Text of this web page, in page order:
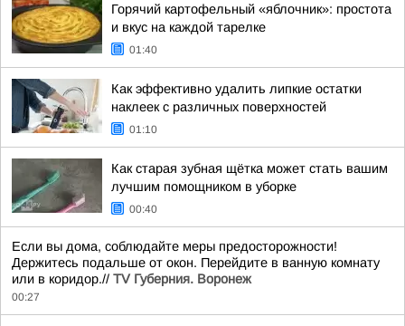
Горячий картофельный «яблочник»: простота
и вкус на каждой тарелке
01:40
Как эффективно удалить липкие остатки
наклеек с различных поверхностей
01:10
Как старая зубная щётка может стать вашим
лучшим помощником в уборке
00:40
Если вы дома, соблюдайте меры предосторожности!
Держитесь подальше от окон. Перейдите в ванную комнату
или в коридор.// TV Губерния. Воронеж
00:27